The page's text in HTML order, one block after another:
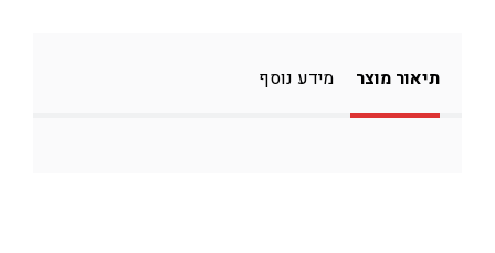
מסיבות וימי הולדת
תיאור מוצר מידע נוסף